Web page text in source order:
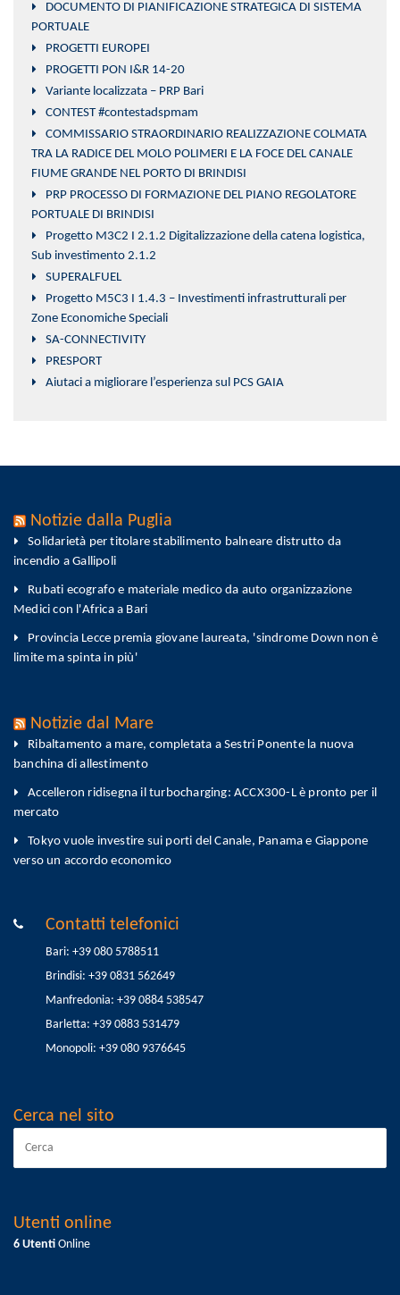
DOCUMENTO DI PIANIFICAZIONE STRATEGICA DI SISTEMA
PORTUALE
PROGETTI EUROPEI
PROGETTI PON I&R 14-20
Variante localizzata – PRP Bari
CONTEST #contestadspmam
COMMISSARIO STRAORDINARIO REALIZZAZIONE COLMATA
TRA LA RADICE DEL MOLO POLIMERI E LA FOCE DEL CANALE
FIUME GRANDE NEL PORTO DI BRINDISI
PRP PROCESSO DI FORMAZIONE DEL PIANO REGOLATORE
PORTUALE DI BRINDISI
Progetto M3C2 I 2.1.2 Digitalizzazione della catena logistica,
Sub investimento 2.1.2
SUPERALFUEL
Progetto M5C3 I 1.4.3 – Investimenti infrastrutturali per
Zone Economiche Speciali
SA-CONNECTIVITY
PRESPORT
Aiutaci a migliorare l’esperienza sul PCS GAIA
Notizie dalla Puglia
Solidarietà per titolare stabilimento balneare distrutto da
incendio a Gallipoli
Rubati ecografo e materiale medico da auto organizzazione
Medici con l'Africa a Bari
Provincia Lecce premia giovane laureata, 'sindrome Down non è
limite ma spinta in più'
Notizie dal Mare
Ribaltamento a mare, completata a Sestri Ponente la nuova
banchina di allestimento
Accelleron ridisegna il turbocharging: ACCX300-L è pronto per il
mercato
Tokyo vuole investire sui porti del Canale, Panama e Giappone
verso un accordo economico
Contatti telefonici
Bari: +39 080 5788511
Brindisi: +39 0831 562649
Manfredonia: +39 0884 538547
Barletta: +39 0883 531479
Monopoli: +39 080 9376645
Cerca nel sito
Utenti online
6 Utenti Online